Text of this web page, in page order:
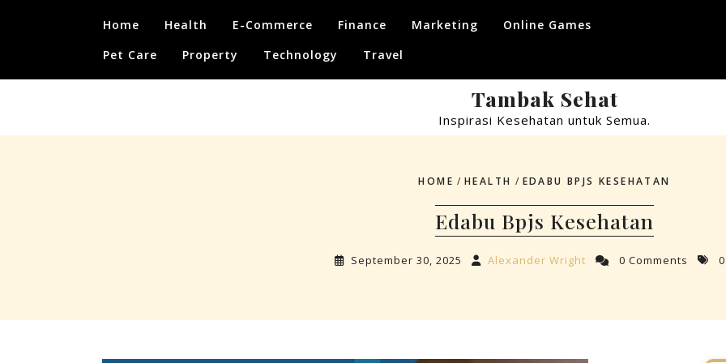
Home Health E-Commerce Finance Marketing
Online Games
Pet Care
Property Technology Travel
Tambak Sehat
Inspirasi Kesehatan untuk Semua.
HOME /HEALTH / EDABU BPJS KESEHATAN
Edabu Bpjs Kesehatan
September 30, 2025 Alexander Wright 0 Comments